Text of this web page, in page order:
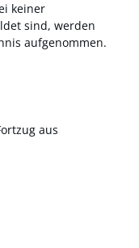
keiner
sind, werden
aufgenommen.
aus